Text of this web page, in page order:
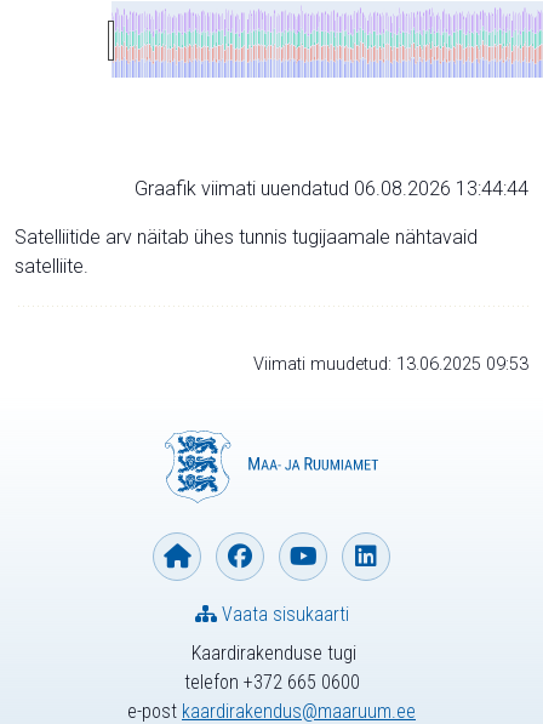
Graafik viimati uuendatud 06.08.2026 13:44:44
Satelliitide arv näitab ühes tunnis tugijaamale nähtavaid
satelliite.
Viimati muudetud: 13.06.2025 09:53
Kaardirakenduse tugi
telefon +372 665 0600
e-post kaardirakendus@maaruum.ee
Vaata sisukaarti